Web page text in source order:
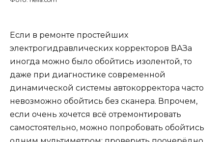
Если в ремонте простейших
электрогидравлических корректоров ВАЗа
иногда можно было обойтись изолентой, то
даже при диагностике современной
динамической системы автокорректора часто
невозможно обойтись без сканера. Впрочем,
если очень хочется всё отремонтировать
самостоятельно, можно попробовать обойтись